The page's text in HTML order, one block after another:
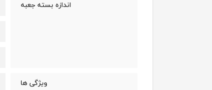
اندازه بسته جعبه
ویژگی ها